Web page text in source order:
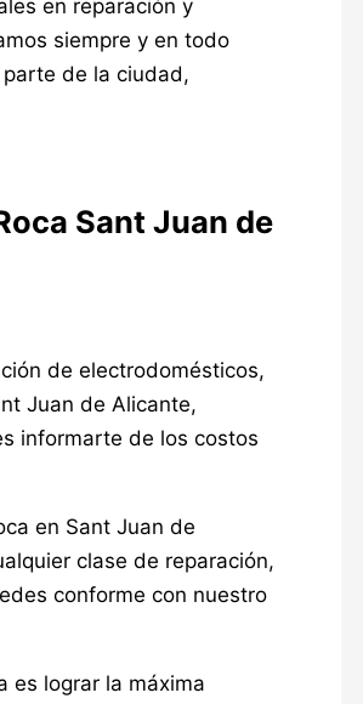
en reparación y
siempre y en todo
de la ciudad,
Sant Juan de
de electrodomésticos,
Juan de Alicante,
informarte de los costos
en Sant Juan de
clase de reparación,
conforme con nuestro
es lograr la máxima